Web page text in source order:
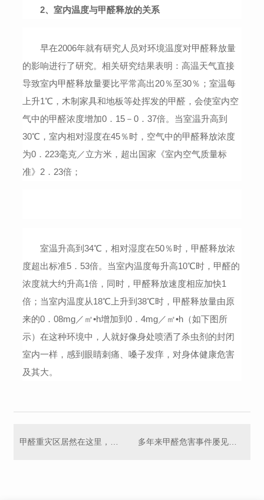
2、室内温度与甲醛释放的关系
早在2006年就有研究人员对环境温度对甲醛释放量
的影响进行了研究。相关研究结果表明：高温天气直接
导致室内甲醛释放量要比平常高出20％至30％；室温每
上升1℃，木制家具和地板等处挥发的甲醛，会使室内空
气中的甲醛浓度增加0 ． 15 －0 ．37倍。当室温升高到
30℃，室内相对湿度在45％时，空气中的甲醛释放浓度
为0 ． 223毫克／立方米，超出国家《室内空气质量标
准》 2 ． 23倍；
室温升高到34℃，相对湿度在50％时，甲醛释放浓
度超出标准5 ． 53倍。当室内温度每升高10℃时，甲醛的
浓度就大约升高1倍，同时，甲醛释放速度相应加快1
倍；当室内温度从18℃上升到38℃时，甲醛释放量由原
来的0 ．08mg／㎡•h增加到0 ．4mg／㎡•h （如下图所
示）在这种环境中，人就好像身处喷洒了杀虫剂的封闭
室内一样，感到眼睛刺痛、嗓子发痒，对身体健康危害
及其大。